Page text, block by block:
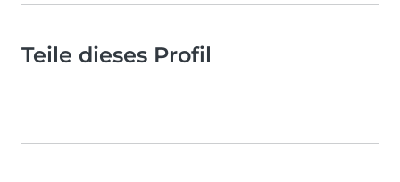
Teile dieses Profil